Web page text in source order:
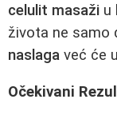
celulit masaži u
života ne samo
naslaga već će
Očekivani